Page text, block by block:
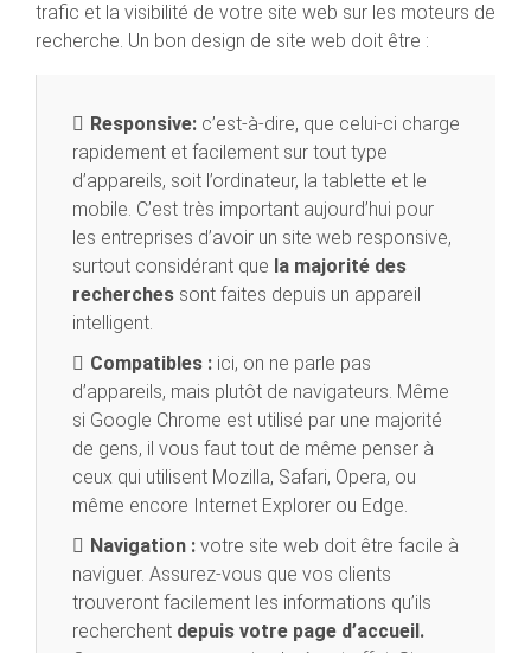
trafic et la visibilité de votre site web sur les moteurs de
recherche. Un bon design de site web doit être :
Responsive: c’est-à-dire, que celui-ci charge
rapidement et facilement sur tout type
d’appareils, soit l’ordinateur, la tablette et le
mobile. C’est très important aujourd’hui pour
les entreprises d’avoir un site web responsive,
surtout considérant que la majorité des
recherches sont faites depuis un appareil
intelligent.
Compatibles : ici, on ne parle pas
d’appareils, mais plutôt de navigateurs. Même
si Google Chrome est utilisé par une majorité
de gens, il vous faut tout de même penser à
ceux qui utilisent Mozilla, Safari, Opera, ou
même encore Internet Explorer ou Edge.
Navigation : votre site web doit être facile à
naviguer. Assurez-vous que vos clients
trouveront facilement les informations qu’ils
recherchent depuis votre page d’accueil.